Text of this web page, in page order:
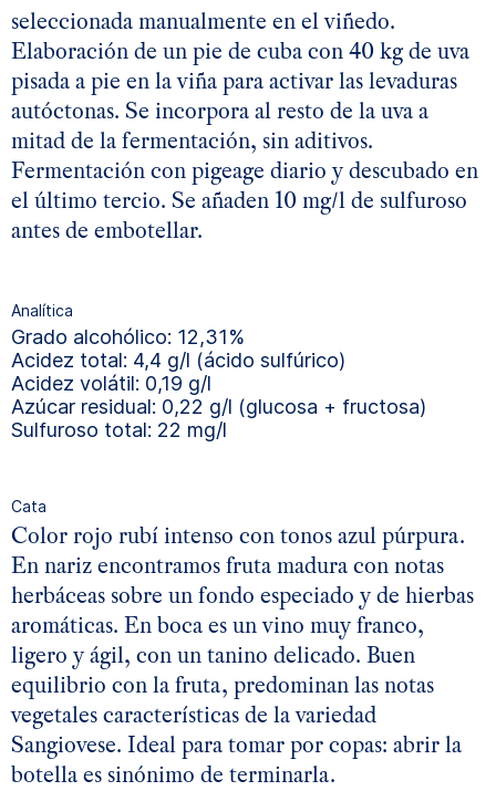
seleccionada manualmente en el viñedo.
Elaboración de un pie de cuba con 40 kg de uva
pisada a pie en la viña para activar las levaduras
autóctonas. Se incorpora al resto de la uva a
mitad de la fermentación, sin aditivos.
Fermentación con pigeage diario y descubado en
el último tercio. Se añaden 10 mg/l de sulfuroso
antes de embotellar.
Analítica
Grado alcohólico: 12,31%
Acidez total: 4,4 g/l (ácido sulfúrico)
Acidez volátil: 0,19 g/l
Azúcar residual: 0,22 g/l (glucosa + fructosa)
Sulfuroso total: 22 mg/l
Cata
Color rojo rubí intenso con tonos azul púrpura.
En nariz encontramos fruta madura con notas
herbáceas sobre un fondo especiado y de hierbas
aromáticas. En boca es un vino muy franco,
ligero y ágil, con un tanino delicado. Buen
equilibrio con la fruta, predominan las notas
vegetales características de la variedad
Sangiovese. Ideal para tomar por copas: abrir la
botella es sinónimo de terminarla.